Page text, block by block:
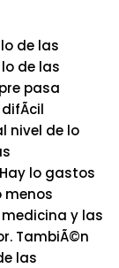
de las
de las
pasa
nivel de lo
lo gastos
menos
y las
TambiÃ©n
las